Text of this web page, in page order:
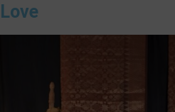
Love